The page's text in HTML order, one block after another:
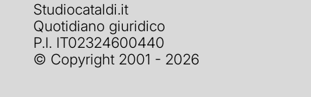
Studiocataldi.it
Quotidiano giuridico
P.I. IT02324600440
© Copyright 2001 - 2026